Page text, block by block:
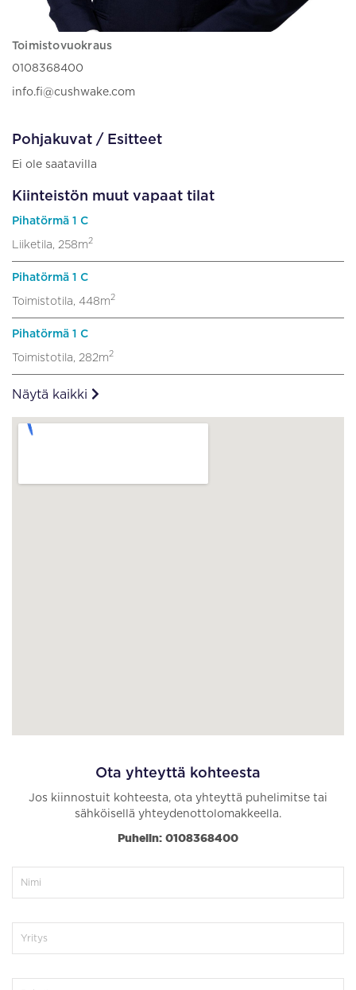
Toimistovuokraus
0108368400
info.fi@cushwake.com
Pohjakuvat / Esitteet
Ei ole saatavilla
Kiinteistön muut vapaat tilat
Pihatörmä 1 C
Liiketila, 258m2
Pihatörmä 1 C
Toimistotila, 448m2
Pihatörmä 1 C
Toimistotila, 282m2
Näytä kaikki
Ota yhteyttä kohteesta
Jos kiinnostuit kohteesta, ota yhteyttä puhelimitse tai
sähköisellä yhteydenottolomakkeella.
Puhelin: 0108368400